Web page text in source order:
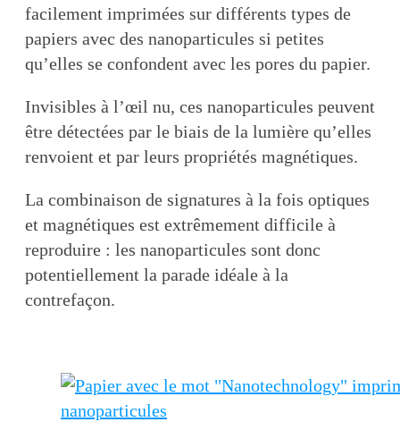
facilement imprimées sur différents types de
papiers avec des nanoparticules si petites
qu’elles se confondent avec les pores du papier.
Invisibles à l’œil nu, ces nanoparticules peuvent
être détectées par le biais de la lumière qu’elles
renvoient et par leurs propriétés magnétiques.
La combinaison de signatures à la fois optiques
et magnétiques est extrêmement difficile à
reproduire : les nanoparticules sont donc
potentiellement la parade idéale à la
contrefaçon.